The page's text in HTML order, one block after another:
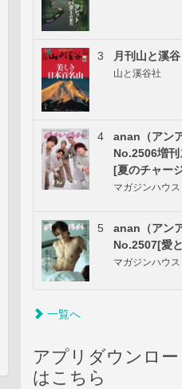
3 月刊山と溪
山と溪谷社
4
anan（アン
No.2506増
[夏のチャー
マガジンハウス
5
anan（アン
No.2507[愛
マガジンハウス
一覧へ
アプリダウンロー
はこちら